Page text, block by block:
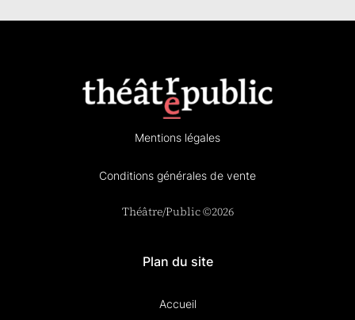
Mentions légales
Conditions générales de vente
Théâtre/Public ©2026
Plan du site
Accueil